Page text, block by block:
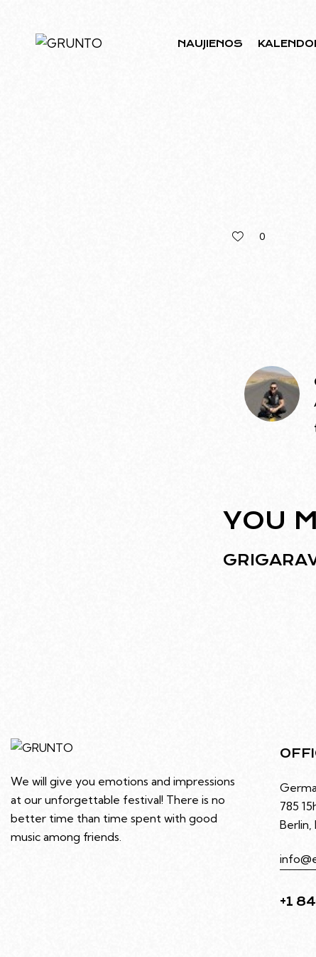
NAUJIENOS
0
YOU
We will give you emotions and impressions
at our unforgettable festival! There is no
better time than time spent with good
music among friends.
785
Berlin,
+1